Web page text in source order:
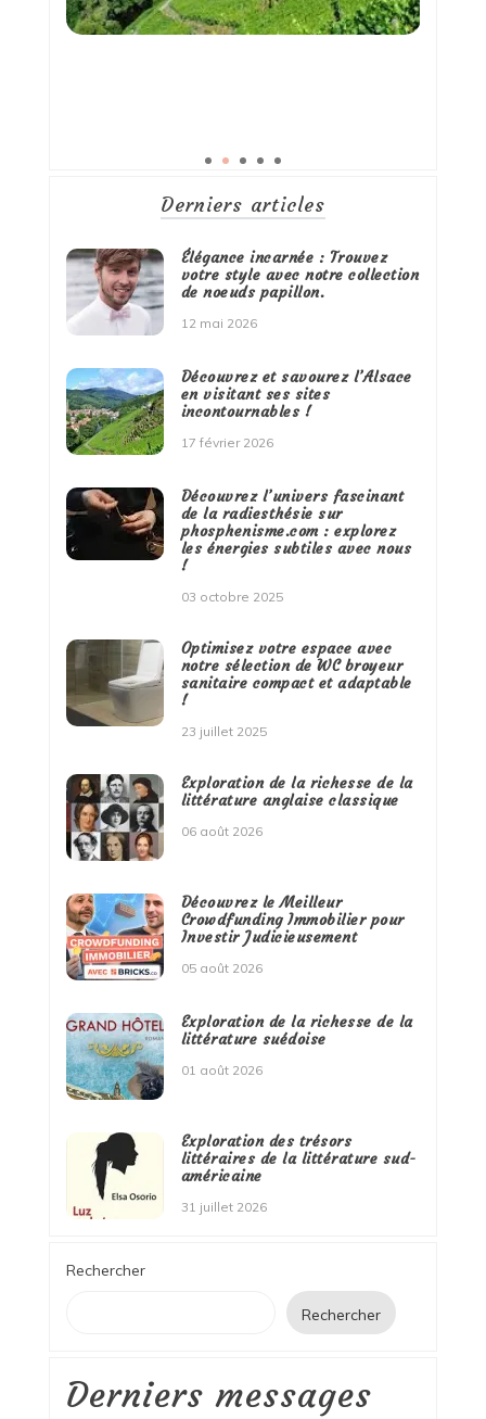
Derniers articles
Élégance incarnée : Trouvez
votre style avec notre collection
de noeuds papillon.
12 mai 2026
Découvrez et savourez l’Alsace
en visitant ses sites
incontournables !
17 février 2026
Découvrez l’univers fascinant
de la radiesthésie sur
phosphenisme.com : explorez
les énergies subtiles avec nous
!
03 octobre 2025
Optimisez votre espace avec
notre sélection de WC broyeur
sanitaire compact et adaptable
!
23 juillet 2025
Exploration de la richesse de la
littérature anglaise classique
06 août 2026
Découvrez le Meilleur
Crowdfunding Immobilier pour
Investir Judicieusement
05 août 2026
Exploration de la richesse de la
littérature suédoise
01 août 2026
Exploration des trésors
littéraires de la littérature sud-
américaine
31 juillet 2026
Rechercher
Rechercher
Derniers messages